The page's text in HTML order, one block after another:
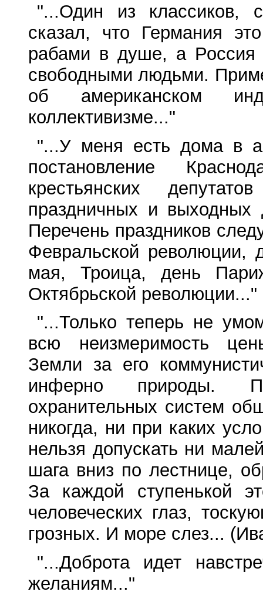
"...Один из классиков,
сказал, что Германия
рабами в душе, а Россия
свободными людьми.
об американском
коллективизме..."
"...У меня есть дома в
постановление
крестьянских
праздничных и
Перечень праздников
Февральской революции,
мая, Троица, день
Октябрьской революции..."
"...Только теперь не
всю неизмеримость
Земли за его
инферно природы.
охранительных систем
никогда, ни при каких
нельзя допускать ни
шага вниз по лестнице,
За каждой ступенькой
человеческих глаз,
грозных. И море слез...
"...Доброта идет
желаниям..."